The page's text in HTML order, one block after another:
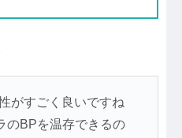
がすごく良いですね
のBPを温存できるの